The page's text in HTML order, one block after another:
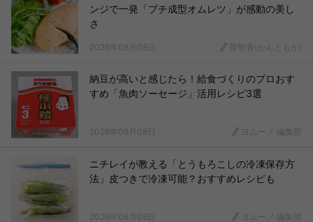
ンジで一発「プチ成型オムレツ」が感動の美し
さ
2026年08月08日 菅智香(かんともか)
納豆が高いと感じたら！給食づくりのプロおす
すめ「魚肉ソーセージ」活用レシピ3選
2026年08月08日 ヨムーノ 編集部
ニチレイが教える「とうもろこしの冷凍保存方
法」皮つきで冷凍可能？おすすめレシピも
2026年08月08日 ヨムーノ 編集部